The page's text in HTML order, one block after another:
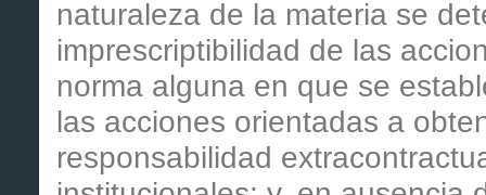
naturaleza de la materia se
imprescriptibilidad de las
norma alguna en que se
las acciones orientadas a
responsabilidad